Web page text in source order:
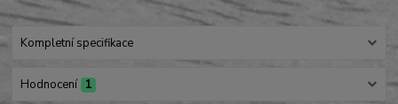
Kompletní specifikace
Hodnocení 1